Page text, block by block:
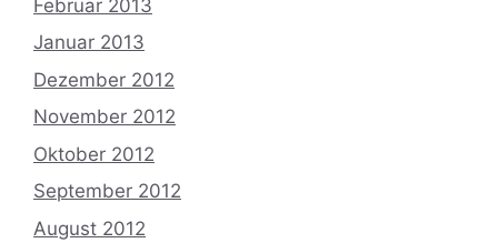
Februar 2013
Januar 2013
Dezember 2012
November 2012
Oktober 2012
September 2012
August 2012